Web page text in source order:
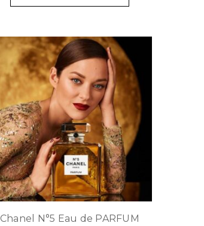
Chanel N°5 Eau de PARFUM